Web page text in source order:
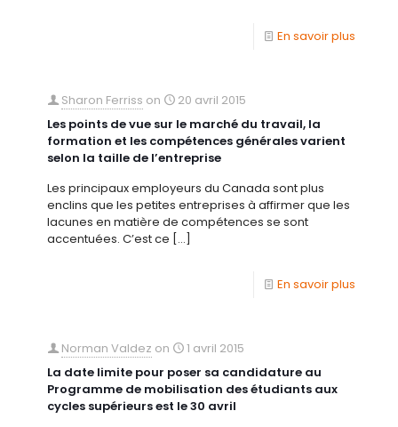
En savoir plus
Sharon Ferriss on
20 avril 2015
Les points de vue sur le marché du travail, la
formation et les compétences générales varient
selon la taille de l’entreprise
Les principaux employeurs du Canada sont plus
enclins que les petites entreprises à affirmer que les
lacunes en matière de compétences se sont
accentuées. C’est ce […]
En savoir plus
Norman Valdez on
1 avril 2015
La date limite pour poser sa candidature au
Programme de mobilisation des étudiants aux
cycles supérieurs est le 30 avril